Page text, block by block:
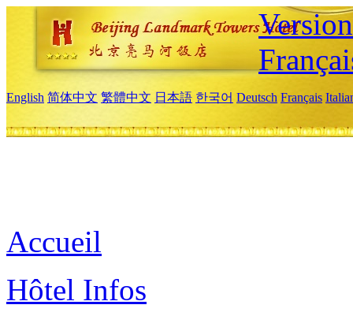
English 简体中文 繁體中文 日本語 한국어 Deutsch Français
Accueil
Hôtel Infos